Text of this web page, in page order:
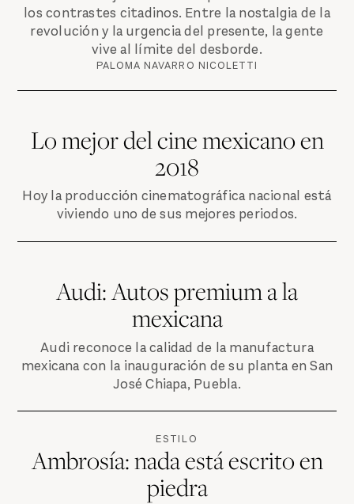
los contrastes citadinos. Entre la nostalgia de la
revolución y la urgencia del presente, la gente
vive al límite del desborde.
PALOMA NAVARRO NICOLETTI
Lo mejor del cine mexicano en
2018
Hoy la producción cinematográfica nacional está
viviendo uno de sus mejores periodos.
Audi: Autos premium a la
mexicana
Audi reconoce la calidad de la manufactura
mexicana con la inauguración de su planta en San
José Chiapa, Puebla.
ESTILO
Ambrosía: nada está escrito en
piedra